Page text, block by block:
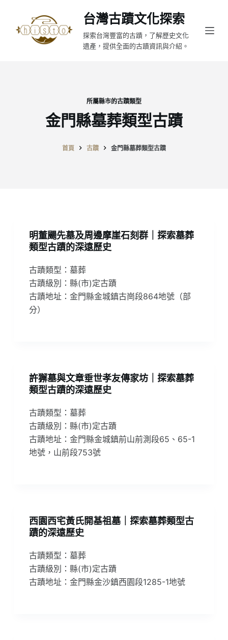
至
台灣古蹟文化探索
探索台灣豐富的古蹟，了解歷史文化
遺產，提供全面的古蹟資訊與介紹。
所屬縣市的古蹟類型
金門縣墓葬類型古蹟
首頁 古蹟 金門縣墓葬類型古蹟
明董颺先墓及周邊摩崖石刻群｜探索墓葬
類型古蹟的深遠歷史
古蹟類型：墓葬
古蹟級別：縣(市)定古蹟
古蹟地址：金門縣金城鎮古崗段864地號（部
分）
許獬墓與文章垂世孝友傳家坊｜探索墓葬
類型古蹟的深遠歷史
古蹟類型：墓葬
古蹟級別：縣(市)定古蹟
古蹟地址：金門縣金城鎮前山前測段65、65-1
地號，山前段753號
西園西宅黃氏開基祖墓｜探索墓葬類型古
蹟的深遠歷史
古蹟類型：墓葬
古蹟級別：縣(市)定古蹟
古蹟地址：金門縣金沙鎮西園段1285-1地號